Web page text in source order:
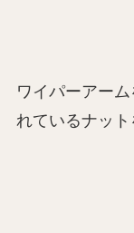
ワイパーアー
れているナット